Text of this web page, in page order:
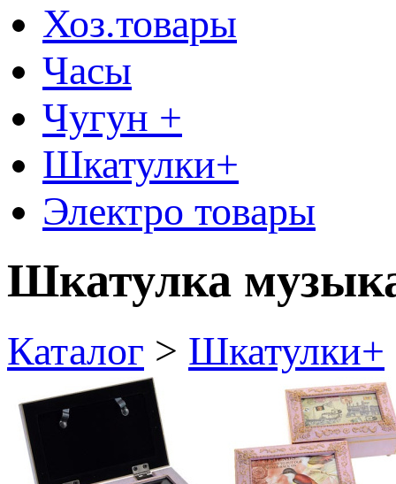
Хоз.товары
Часы
Чугун +
Шкатулки+
Электро товары
Шкатулка
Каталог > Шкатулки+